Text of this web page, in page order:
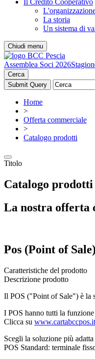
Il Credito Cooperativo
La storia
Un sistema di
Chiudi menu
Assemblea Soci 2026
Cerca
Home
>
Offerta commerciale
>
Catalogo prodotti
Titolo
Catalogo prodotti
La nostra offerta
Pos (Point of Sale)
Caratteristiche del prodotto
Descrizione prodotto
Il POS ("Point of Sale") è la
I POS hanno tutti la
Clicca su www.cartabccpos.it
Scegli la soluzione più
POS Standard: terminale